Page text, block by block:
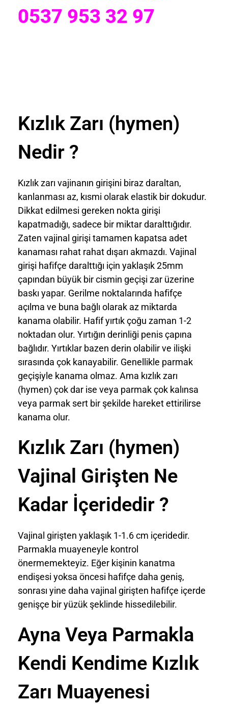
0537 953 32 97
Kızlık Zarı (hymen)
Nedir ?
Kızlık zarı vajinanın girişini biraz daraltan,
kanlanması az, kısmi olarak elastik bir dokudur.
Dikkat edilmesi gereken nokta girişi
kapatmadığı, sadece bir miktar daralttığıdır.
Zaten vajinal girişi tamamen kapatsa adet
kanaması rahat rahat dışarı akmazdı. Vajinal
girişi hafifçe daralttığı için yaklaşık 25mm
çapından büyük bir cismin geçişi zar üzerine
baskı yapar. Gerilme noktalarında hafifçe
açılma ve buna bağlı olarak az miktarda
kanama olabilir. Hafif yırtık çoğu zaman 1-2
noktadan olur. Yırtığın derinliği penis çapına
bağlıdır. Yırtıklar bazen derin olabilir ve ilişki
sırasında çok kanayabilir. Genellikle parmak
geçişiyle kanama olmaz. Ama kızlık zarı
(hymen) çok dar ise veya parmak çok kalınsa
veya parmak sert bir şekilde hareket ettirilirse
kanama olur.
Kızlık Zarı (hymen)
Vajinal Girişten Ne
Kadar İçeridedir ?
Vajinal girişten yaklaşık 1-1.6 cm içeridedir.
Parmakla muayeneyle kontrol
önermemekteyiz. Eğer kişinin kanatma
endişesi yoksa öncesi hafifçe daha geniş,
sonrası yine daha vajinal girişten hafifçe içerde
genişçe bir yüzük şeklinde hissedilebilir.
Ayna Veya Parmakla
Kendi Kendime Kızlık
Zarı Muayenesi